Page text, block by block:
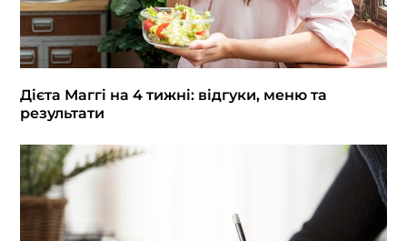
Дієта Маггі на 4 тижні: відгуки, меню та
результати